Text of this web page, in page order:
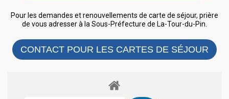
Pour les demandes et renouvellements de carte de séjour, prière
de vous adresser à la Sous-Préfecture de La-Tour-du-Pin.
CONTACT POUR LES CARTES DE SÉJOUR